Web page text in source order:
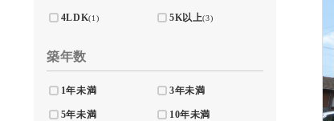
4LDK(1) 5K以上(3)
築年数
1年未満 3年未満
5年未満 10年未満